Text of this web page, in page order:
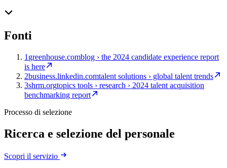
Fonti
1 greenhouse.comblog › the 2024 candidate experience report
is here
2business.linkedin.comtalent solutions › global talent trends
3shrm.orgtopics tools › research › 2024 talent acquisition
benchmarking report
Processo di selezione
Ricerca e selezione del personale
Scopri il servizio